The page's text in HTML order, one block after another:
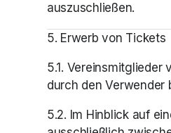
auszuschließen.
5. Erwerb von Tickets
5.1.
durch den Verwender
5.2. Im Hinblick auf